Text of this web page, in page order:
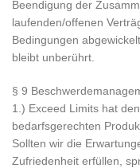
Beendigung der
laufenden/offenen
Bedingungen
bleibt unberührt.
§ 9
1.) Exceed Limits hat
bedarfsgerechten
Sollten wir die
Zufriedenheit erfüllen,